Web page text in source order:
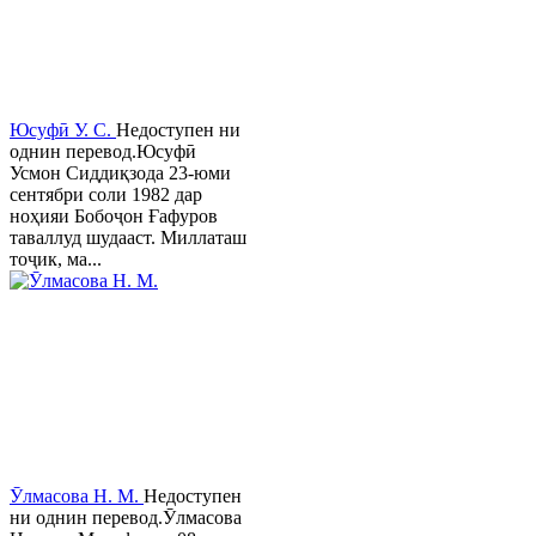
Юсуфӣ У. C. Недоступен ни
однин перевод.Юсуфӣ
Усмон Сиддиқзода 23-юми
сентябри соли 1982 дар
ноҳияи Бобоҷон Ғафуров
таваллуд шудааст. Миллаташ
тоҷик, ма...
Ӯлмасова Н. М. Недоступен
ни однин перевод.Ӯлмасова